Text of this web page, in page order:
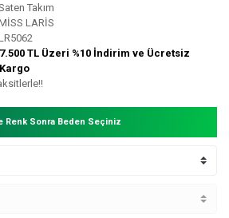
Takım
LARİS
7.500 TL Üzeri %10 İndirim ve Ücretsiz
Kargo
Renk Sonra Beden Seçiniz